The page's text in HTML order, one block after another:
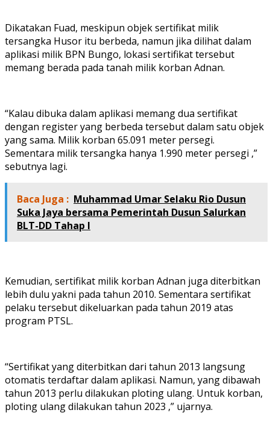
Dikatakan Fuad, meskipun objek sertifikat milik
tersangka Husor itu berbeda, namun jika dilihat dalam
aplikasi milik BPN Bungo, lokasi sertifikat tersebut
memang berada pada tanah milik korban Adnan.
“Kalau dibuka dalam aplikasi memang dua sertifikat
dengan register yang berbeda tersebut dalam satu objek
yang sama. Milik korban 65.091 meter persegi.
Sementara milik tersangka hanya 1.990 meter persegi ,”
sebutnya lagi.
Baca Juga : Muhammad Umar Selaku Rio Dusun
Suka Jaya bersama Pemerintah Dusun Salurkan
BLT-DD Tahap I
Kemudian, sertifikat milik korban Adnan juga diterbitkan
lebih dulu yakni pada tahun 2010. Sementara sertifikat
pelaku tersebut dikeluarkan pada tahun 2019 atas
program PTSL.
“Sertifikat yang diterbitkan dari tahun 2013 langsung
otomatis terdaftar dalam aplikasi. Namun, yang dibawah
tahun 2013 perlu dilakukan ploting ulang. Untuk korban,
ploting ulang dilakukan tahun 2023 ,” ujarnya.